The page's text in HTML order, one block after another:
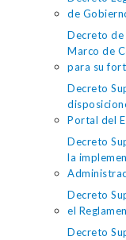
de
Decreto de
Marco de
para su
Decreto
Portal del
Decreto
la
Decreto
el
Decreto